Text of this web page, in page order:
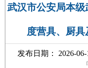
武汉市公安局本级
度营具、厨
发布日期： 2026-06-